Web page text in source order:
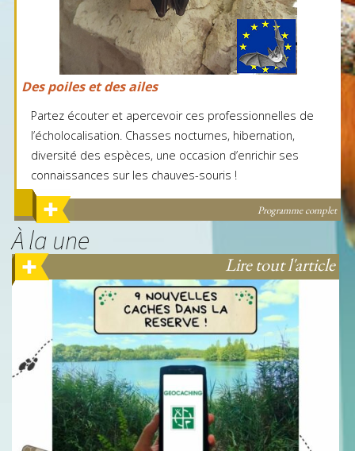
Des poiles et des ailes
Partez écouter et apercevoir ces professionnelles de
l’écholocalisation. Chasses nocturnes, hibernation,
diversité des espèces, une occasion d’enrichir ses
connaissances sur les chauves-souris !
Voir le programme
Programme complet
À la une
Lire tout l'article